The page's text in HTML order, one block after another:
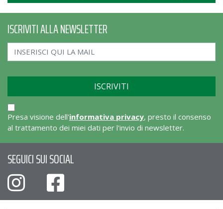
ISCRIVITI ALLA NEWSLETTER
Presa visione dell'informativa privacy, presto il consenso
al trattamento dei miei dati per l'invio di newsletter.
SEGUICI SUI SOCIAL